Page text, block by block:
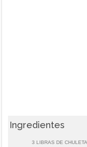
Ingredientes
3 LIBRAS DE